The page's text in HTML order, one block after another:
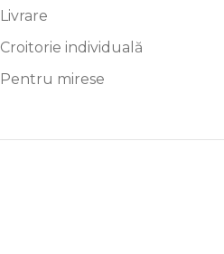
Livrare
Croitorie individuală
Pentru mirese